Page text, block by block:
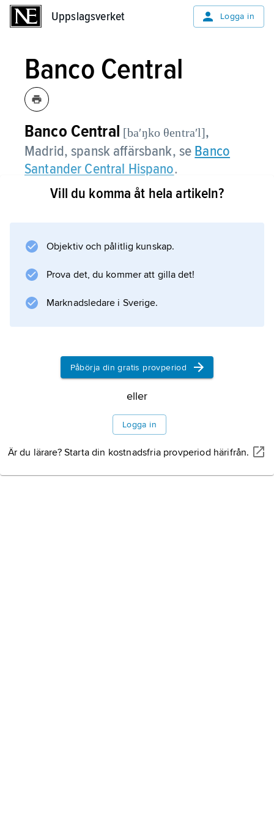
Uppslagsverket Logga in
Banco Central
Banco Central [baʹŋko θentraʹl],
Madrid, spansk affärsbank, se Banco
Santander Central Hispano.
Information om artikeln
Vill du komma åt hela artikeln?
Objektiv och pålitlig kunskap.
Prova det, du kommer att gilla det!
Marknadsledare i Sverige.
Påbörja din gratis provperiod
eller
Logga in
Är du lärare? Starta din kostnadsfria provperiod härifrån.